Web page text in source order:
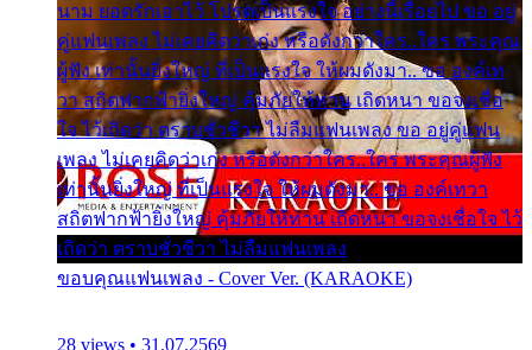
นาม ยอดรักเอาไว้ โปรดเป็นแรงใจ อย่างนี้เรื่อยไป ขอ อยู่
คู่แฟนเพลง ไม่เคยคิดว่าเก่ง หรือดังกว่าใคร..ใคร พระคุณ
ผู้ฟัง เท่านั้นยิ่งใหญ่ ที่เป็นแรงใจ ให้ผมดังมา.. ขอ องค์เท
วา สถิตฟากฟ้ายิ่งใหญ่ คุ้มภัยให้ท่าน เถิดหนา ขอจงเชื่อ
ใจ ไว้เถิดว่า ตราบชั่วชีวา ไม่ลืมแฟนเพลง ขอ อยู่คู่แฟน
เพลง ไม่เคยคิดว่าเก่ง หรือดังกว่าใคร..ใคร พระคุณผู้ฟัง
เท่านั้นยิ่งใหญ่ ที่เป็นแรงใจ ให้ผมดังมา.. ขอ องค์เทวา
สถิตฟากฟ้ายิ่งใหญ่ คุ้มภัยให้ท่าน เถิดหนา ขอจงเชื่อใจ ไว้
เถิดว่า ตราบชั่วชีวา ไม่ลืมแฟนเพลง
ขอบคุณแฟนเพลง - Cover Ver. (KARAOKE)
28 views • 31.07.2569